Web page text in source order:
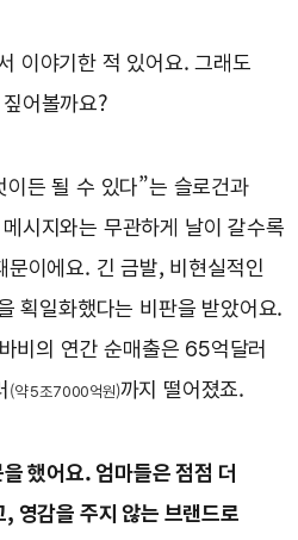
이야기한 적 있어요. 그래도
어볼까요?
든 될 수 있다”는 슬로건과
시지와는 무관하게 날이 갈수록
이에요. 긴 금발, 비현실적인
획일화했다는 비판을 받았어요.
비의 연간 순매출은 65억달러
(약 5조7000억원)까지 떨어졌죠.
했어요. 엄마들은 점점 더
영감을 주지 않는 브랜드로